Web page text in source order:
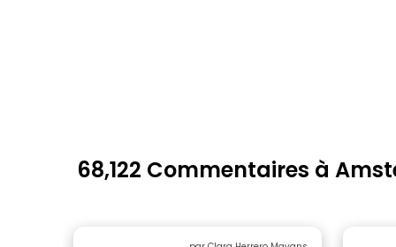
68,122 Commentaires à